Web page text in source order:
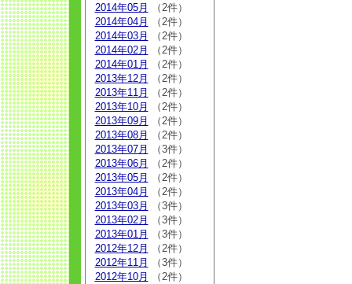
2014年05月
（2件）
2014年04月
（2件）
2014年03月
（2件）
2014年02月
（2件）
2014年01月
（2件）
2013年12月
（2件）
2013年11月
（2件）
2013年10月
（2件）
2013年09月
（2件）
2013年08月
（2件）
2013年07月
（3件）
2013年06月
（2件）
2013年05月
（2件）
2013年04月
（2件）
2013年03月
（3件）
2013年02月
（3件）
2013年01月
（3件）
2012年12月
（2件）
2012年11月
（3件）
2012年10月
（2件）